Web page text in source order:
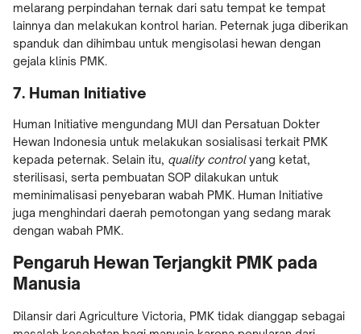
melarang perpindahan ternak dari satu tempat ke tempat
lainnya dan melakukan kontrol harian. Peternak juga diberikan
spanduk dan dihimbau untuk mengisolasi hewan dengan
gejala klinis PMK.
7. Human Initiative
Human Initiative mengundang MUI dan Persatuan Dokter
Hewan Indonesia untuk melakukan sosialisasi terkait PMK
kepada peternak. Selain itu, quality controlyang ketat,
sterilisasi, serta pembuatan SOP dilakukan untuk
meminimalisasi penyebaran wabah PMK. Human Initiative
juga menghindari daerah pemotongan yang sedang marak
dengan wabah PMK.
Pengaruh Hewan Terjangkit PMK pada
Manusia
Dilansir dari Agriculture Victoria, PMK tidak dianggap sebagai